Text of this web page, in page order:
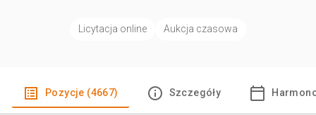
Licytacja online Aukcja czasowa
Pozycje (4667) Szczegóły